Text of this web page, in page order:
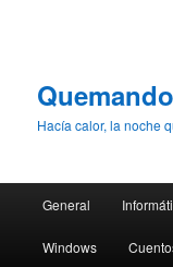
Hacía calor, la noche
principal
General
Windows